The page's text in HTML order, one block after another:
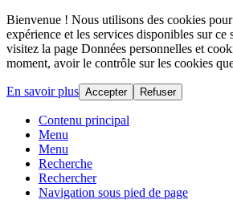
Bienvenue ! Nous utilisons des cookies
expérience et les services disponibles sur ce
visitez la page Données personnelles et
moment, avoir le contrôle sur les cookies
En savoir plus Accepter Refuser
Contenu principal
Menu
Menu
Recherche
Rechercher
Navigation sous pied de page